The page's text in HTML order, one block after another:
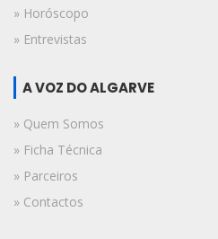
» Horóscopo
» Entrevistas
A VOZ DO ALGARVE
» Quem Somos
» Ficha Técnica
» Parceiros
» Contactos